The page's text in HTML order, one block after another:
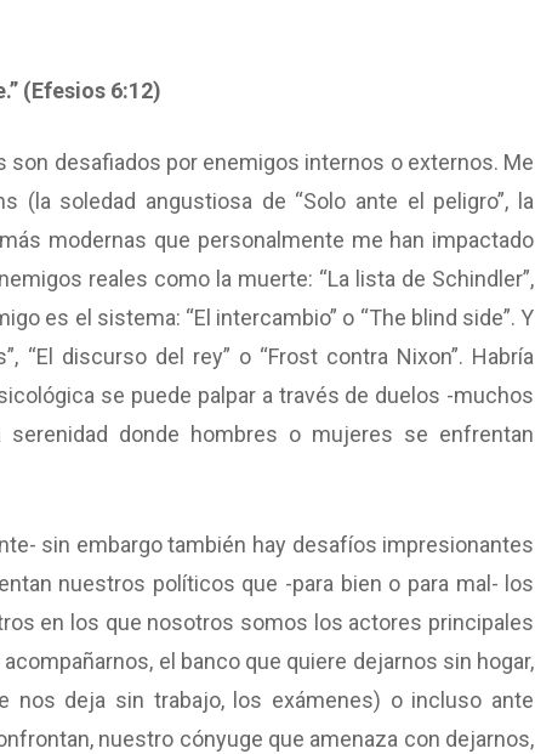
(Efesios 6:12)
desafiados por enemigos internos o externos. Me
soledad angustiosa de “Solo ante el peligro”, la
modernas que personalmente me han impactado
reales como la muerte: “La lista de Schindler”,
es el sistema: “El intercambio” o “The blind side”. Y
“El discurso del rey” o “Frost contra Nixon”. Habría
se puede palpar a través de duelos -muchos
donde hombres o mujeres se enfrentan
sin embargo también hay desafíos impresionantes
nuestros políticos que -para bien o para mal- los
en los que nosotros somos los actores principales
el banco que quiere dejarnos sin hogar,
deja sin trabajo, los exámenes) o incluso ante
nuestro cónyuge que amenaza con dejarnos,